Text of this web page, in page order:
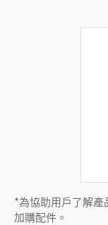
*為協助用戶了解產
加購配件。